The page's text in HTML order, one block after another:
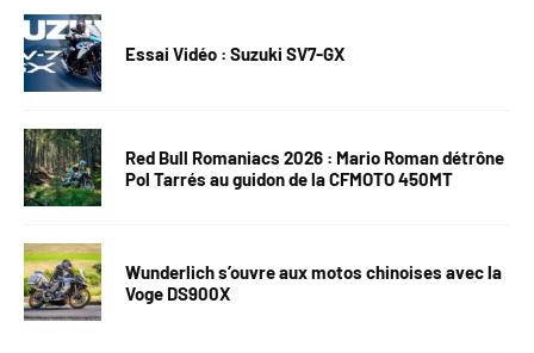
Essai Vidéo : Suzuki SV7-GX
Red Bull Romaniacs 2026 : Mario Roman détrône
Pol Tarrés au guidon de la CFMOTO 450MT
Wunderlich s’ouvre aux motos chinoises avec la
Voge DS900X